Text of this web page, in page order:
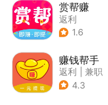
赏帮赚
返利
1.6
赚钱帮手
返利
兼职
4.3